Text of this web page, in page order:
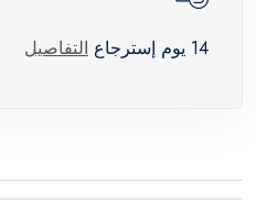
14 يوم إسترجاع التفاصيل